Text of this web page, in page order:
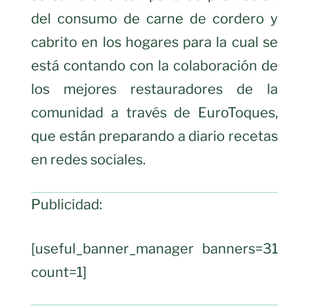
del consumo de carne de cordero y
cabrito en los hogares para la cual se
está contando con la colaboración de
los mejores restauradores de la
comunidad a través de EuroToques,
que están preparando a diario recetas
en redes sociales.
Publicidad:
[useful_banner_manager banners=31
count=1]